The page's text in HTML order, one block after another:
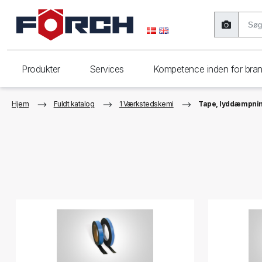
Produkter Services Kompetence inden for
Hjem Fuldt katalog 1 Værkstedskemi Tape,